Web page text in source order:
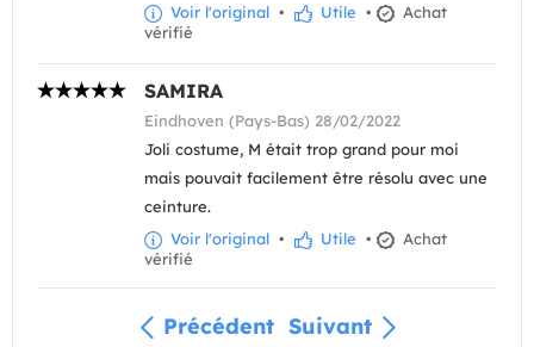
Voir l'original • Utile •
Achat
vérifié
SAMIRA
Eindhoven (Pays-Bas) 28/02/2022
Joli costume, M était trop grand pour moi
mais pouvait facilement être résolu avec une
ceinture.
Voir l'original • Utile •
Achat
vérifié
Précédent Suivant